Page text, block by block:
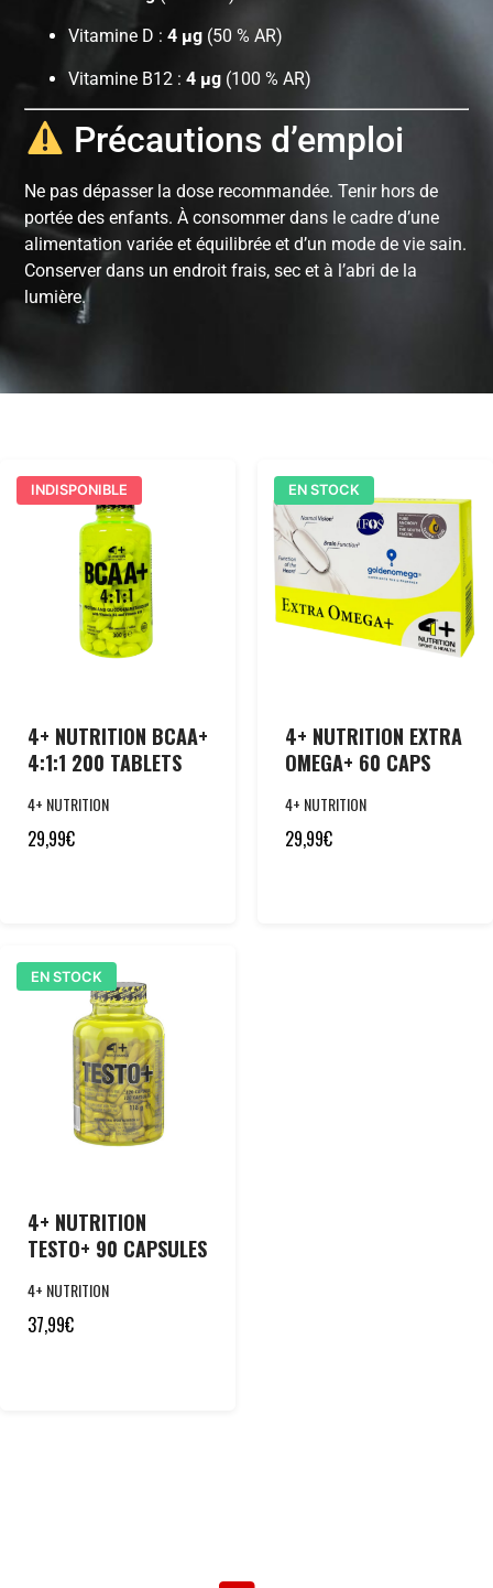
Vitamine D :4 µg (50 % AR)
Vitamine B12 :4 µg (100 % AR)
Précautions d’emploi
Ne pas dépasser la dose recommandée. Tenir hors de
portée des enfants. À consommer dans le cadre d’une
alimentation variée et équilibrée et d’un mode de vie sain.
Conserver dans un endroit frais, sec et à l’abri de la
lumière.
INDISPONIBLE
4+ NUTRITION BCAA+
4:1:1 200 TABLETS
4+ NUTRITION
29,99€
EN STOCK
4+ NUTRITION EXTRA
OMEGA+ 60 CAPS
4+ NUTRITION
29,99€
EN STOCK
4+ NUTRITION
TESTO+ 90 CAPSULES
4+ NUTRITION
37,99€